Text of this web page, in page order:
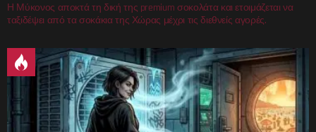
Η Μύκονος αποκτά τη δική της premium σοκολάτα και ετοιμάζεται να
ταξιδέψει από τα σοκάκια της Χώρας μέχρι τις διεθνείς αγορές.